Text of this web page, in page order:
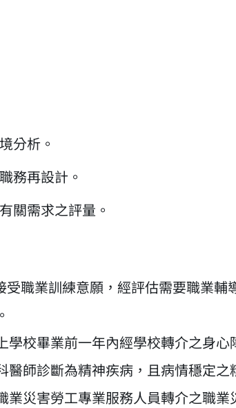
分析。
務再設計。
關需求之評量。
受職業訓練意願，經評估需要職業輔
學校畢業前一年內經學校轉介之身心
醫師診斷為精神疾病，且病情穩定之
業災害勞工專業服務人員轉介之職業